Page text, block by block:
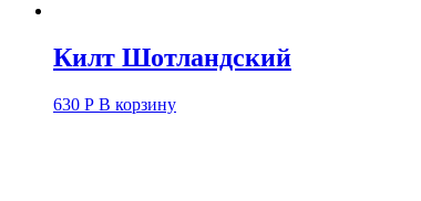
Килт Шотландский
630 Р В корзину